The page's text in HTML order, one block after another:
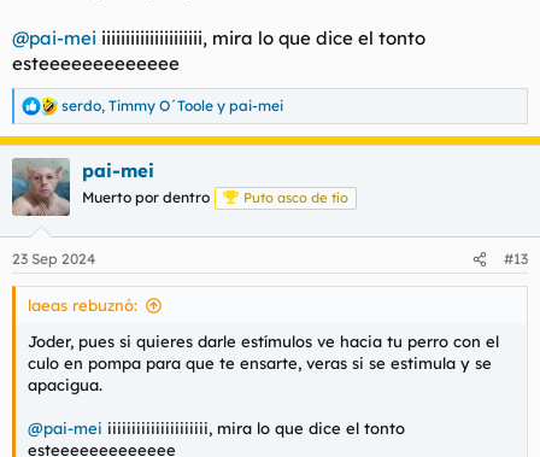
@pai-mei iiiiiiiiiiiiiiiiiiiii, mira lo que dice el tonto
esteeeeeeeeeeeee
R
e
a
c
c
i
e
s
serdo, Timmy O´Toole y pai-mei
pai-mei
Muerto por dentro Puto asco de tío
23 Sep 2024 #13
laeas rebuznó:
Joder, pues si quieres darle estímulos ve hacia tu perro con el
culo en pompa para que te ensarte, veras si se estimula y se
apacigua.
@pai-mei iiiiiiiiiiiiiiiiiiiii, mira lo que dice el tonto
esteeeeeeeeeeeee